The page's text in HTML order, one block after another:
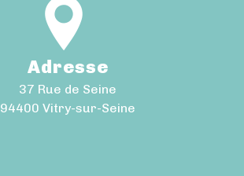
Adresse
37 Rue de Seine
94400 Vitry-sur-Seine